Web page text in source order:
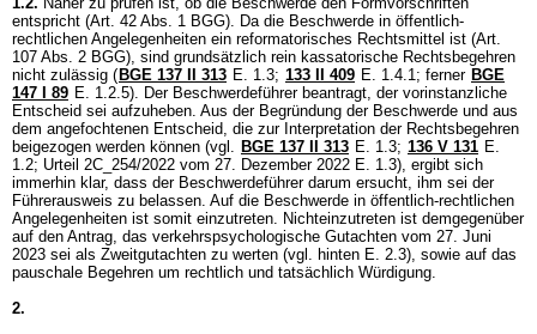
entspricht (Art. 42 Abs. 1 BGG). Da die Beschwerde in öffentlich-
rechtlichen Angelegenheiten ein reformatorisches Rechtsmittel ist (Art.
107 Abs. 2 BGG), sind grundsätzlich rein kassatorische Rechtsbegehren
nicht zulässig ( BGE 137 II 313 E. 1.3; 133 II 409 E. 1.4.1; ferner BGE
147 I 89 E. 1.2.5). Der Beschwerdeführer beantragt, der vorinstanzliche
Entscheid sei aufzuheben. Aus der Begründung der Beschwerde und aus
dem angefochtenen Entscheid, die zur Interpretation der Rechtsbegehren
beigezogen werden können (vgl. BGE 137 II 313 E. 1.3; 136 V 131 E.
1.2; Urteil 2C_254/2022 vom 27. Dezember 2022 E. 1.3), ergibt sich
immerhin klar, dass der Beschwerdeführer darum ersucht, ihm sei der
Führerausweis zu belassen. Auf die Beschwerde in öffentlich-rechtlichen
Angelegenheiten ist somit einzutreten. Nichteinzutreten ist demgegenüber
auf den Antrag, das verkehrspsychologische Gutachten vom 27. Juni
2023 sei als Zweitgutachten zu werten (vgl. hinten E. 2.3), sowie auf das
pauschale Begehren um rechtlich und tatsächlich Würdigung.
2.